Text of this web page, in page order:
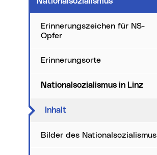
Erinnerungszeichen für NS-
Opfer
Erinnerungsorte
Nationalsozialismus in Linz
Inhalt
Bilder des Nationalsozialismus